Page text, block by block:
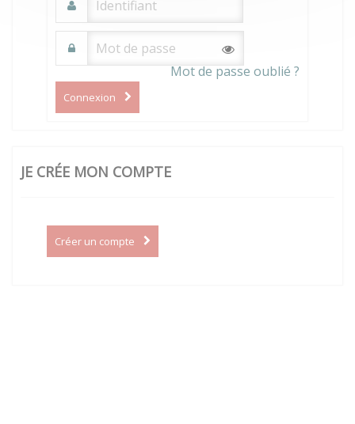
Mot de passe oublié ?
Connexion
JE CRÉE MON COMPTE
Créer un compte